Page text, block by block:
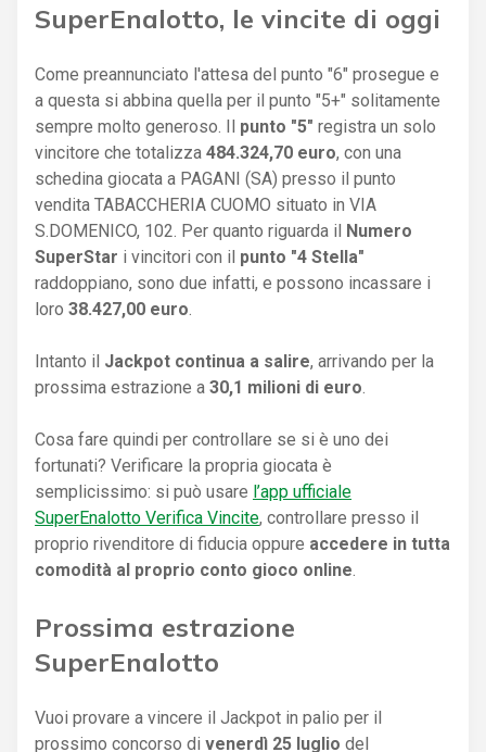
SuperEnalotto, le vincite di oggi
Come preannunciato l'attesa del punto "6" prosegue e
a questa si abbina quella per il punto "5+" solitamente
sempre molto generoso. Il punto "5" registra un solo
vincitore che totalizza 484.324,70 euro, con una
schedina giocata a PAGANI (SA) presso il punto
vendita TABACCHERIA CUOMO situato in VIA
S.DOMENICO, 102. Per quanto riguarda il Numero
SuperStar i vincitori con il punto "4 Stella"
raddoppiano, sono due infatti, e possono incassare i
loro 38.427,00 euro
Intanto il Jackpot continua a salire, arrivando per la
prossima estrazione a 30,1 milioni di euro
Cosa fare quindi per controllare se si è uno dei
fortunati? Verificare la propria giocata è
semplicissimo: si può usare l’app ufficiale
SuperEnalotto Verifica Vincite, controllare presso il
proprio rivenditore di fiducia oppure accedere in tutta
comodità al proprio conto gioco online
Prossima estrazione
SuperEnalotto
Vuoi provare a vincere il Jackpot in palio per il
prossimo concorso di venerdì 25 luglio del